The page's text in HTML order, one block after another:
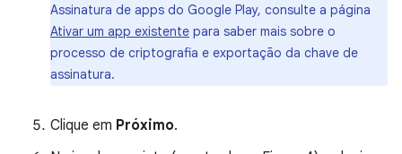
Assinatura de apps do Google Play, consulte a página
Ativar um app existente para saber mais sobre o
processo de criptografia e exportação da chave de
assinatura.
Clique em Próximo.